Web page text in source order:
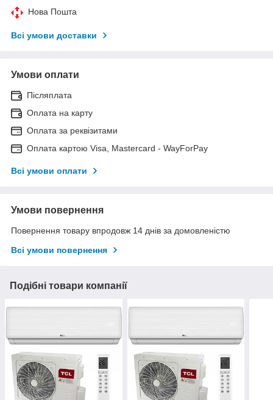
Нова Пошта
Всі умови доставки
Умови оплати
Післяплата
Оплата на карту
Оплата за реквізитами
Оплата картою Visa, Mastercard - WayForPay
Всі умови оплати
Умови повернення
Повернення товару впродовж 14 днів за домовленістю
Всі умови повернення
Подібні товари компанії